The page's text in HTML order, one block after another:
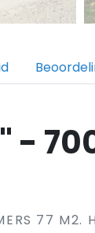
-
77 M2.